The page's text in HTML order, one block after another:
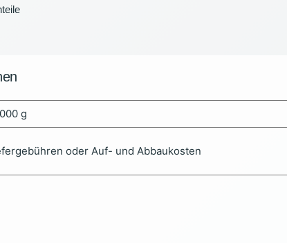
g
oder Auf- und Abbaukosten